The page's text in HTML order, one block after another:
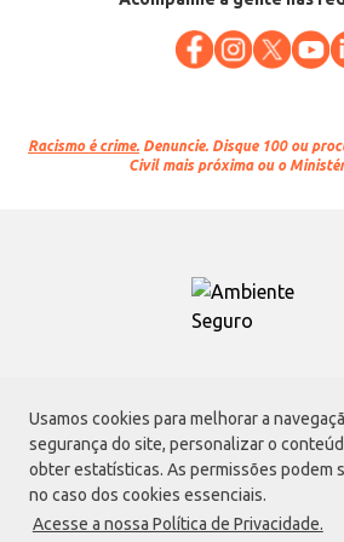
Usamos cookies para melhorar a
segurança do site, personalizar o
obter estatísticas. As permissões podem
no caso dos cookies essenciais.
Acesse a nossa Política de Privacidade.
Racismo é crime. Denuncie. Disque 100 ou
Civil mais próxima ou o
Atacadão S.A.
Avenida Morvan Dias de Figueiredo, 6169, Vila
02170-901 | CNPJ:
Envio de documentos
02170-901